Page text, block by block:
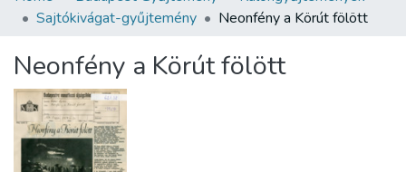
Statistics
About us
Sajtókivágat-gyűjtemény
Neonfény a Körút fölött
Neonfény a Körút fölött